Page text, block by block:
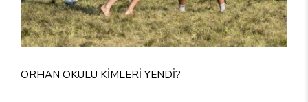
ORHAN OKULU KİMLERİ YENDİ?